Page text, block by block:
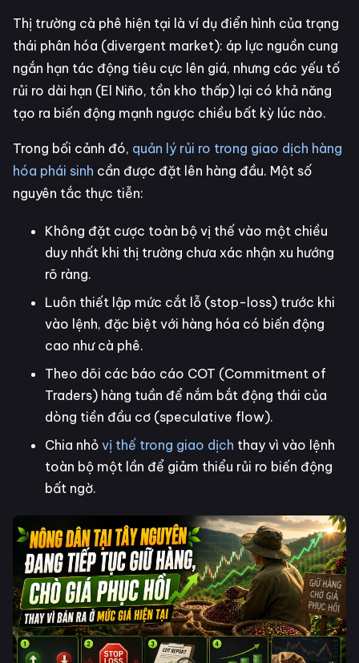
Thị trường cà phê hiện tại là ví dụ điển hình của trạng
thái phân hóa (divergent market): áp lực nguồn cung
ngắn hạn tác động tiêu cực lên giá, nhưng các yếu tố
rủi ro dài hạn (El Niño, tồn kho thấp) lại có khả năng
tạo ra biến động mạnh ngược chiều bất kỳ lúc nào.
Trong bối cảnh đó, quản lý rủi ro trong giao dịch hàng
hóa phái sinh cần được đặt lên hàng đầu. Một số
nguyên tắc thực tiễn:
Không đặt cược toàn bộ vị thế vào một chiều
duy nhất khi thị trường chưa xác nhận xu hướng
rõ ràng.
Luôn thiết lập mức cắt lỗ (stop-loss) trước khi
vào lệnh, đặc biệt với hàng hóa có biến động
cao như cà phê.
Theo dõi các báo cáo COT (Commitment of
Traders) hàng tuần để nắm bắt động thái của
dòng tiền đầu cơ (speculative flow).
Chia nhỏ vị thế trong giao dịch thay vì vào lệnh
toàn bộ một lần để giảm thiểu rủi ro biến động
bất ngờ.